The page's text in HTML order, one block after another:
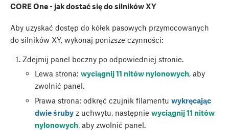
CORE One - jak dostać się do silników XY
Aby uzyskać dostęp do kółek pasowych przymocowanych
do silników XY, wykonaj poniższe czynności:
Zdejmij panel boczny po odpowiedniej stronie.
Lewa strona: wyciągnij 11 nitów nylonowych, aby
zwolnić panel.
Prawa strona: odkręć czujnik filamentu wykręcając
dwie śrubyz uchwytu, następnie wyciągnij 11 nitów
nylonowych, aby zwolnić panel.